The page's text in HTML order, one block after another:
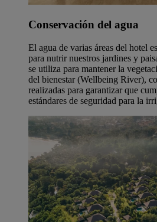
Conservación del agua
El agua de varias áreas del hotel
para nutrir nuestros jardines y
se utiliza para mantener la
del bienestar (Wellbeing River),
realizadas para garantizar que
estándares de seguridad para la